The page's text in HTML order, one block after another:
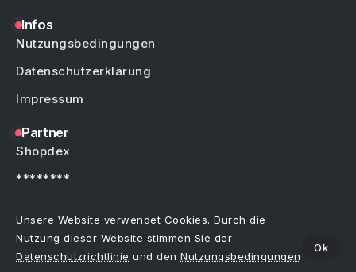
Infos
Nutzungsbedingungen
Datenschutzerklärung
Impressum
Partner
Shopdex
********
Copyright © by Weblinks4U.de – Alle Rechte vorbehalten.
Unsere Website verwendet Cookies. Durch die
Nutzung dieser Website stimmen Sie der
Datenschutzrichtlinie und den Nutzungsbedingungen
Ok